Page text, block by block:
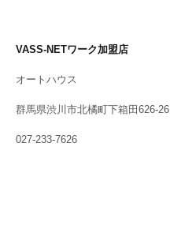
VASS-NETワーク加盟店
オートハウス
群馬県渋川市北橘町下箱田626-26
027-233-7626